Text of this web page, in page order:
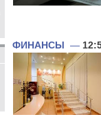
ФИНАНСЫ —